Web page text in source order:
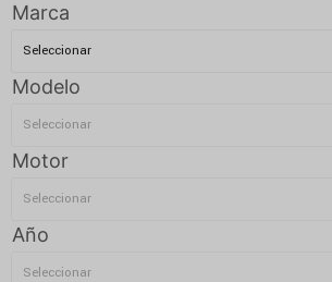
Marca
Modelo
Motor
Año